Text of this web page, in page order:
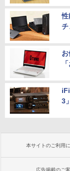
性
チ
3
本サイトのご利用
広告掲載のご